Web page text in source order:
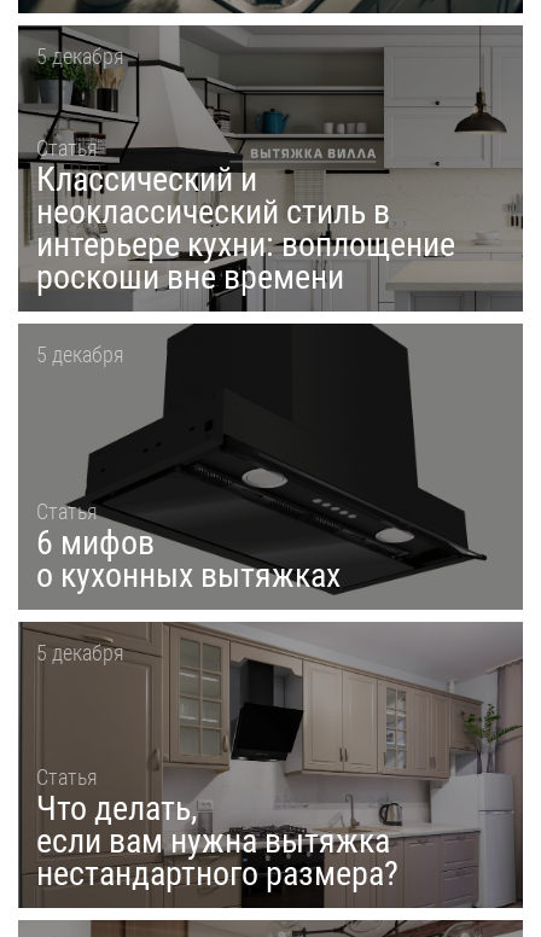
5 декабря
Статья
Классический и
неоклассический стиль в
интерьере кухни: воплощение
роскоши вне времени
5 декабря
Статья
6 мифов
о кухонных вытяжках
5 декабря
Статья
Что делать,
если вам нужна вытяжка
нестандартного размера?